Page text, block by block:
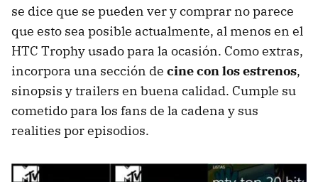
se dice que se pueden ver y comprar no parece
que esto sea posible actualmente, al menos en el
HTC Trophy usado para la ocasión. Como extras,
incorpora una sección de cine con los estrenos,
sinopsis y trailers en buena calidad. Cumple su
cometido para los fans de la cadena y sus
realities por episodios.